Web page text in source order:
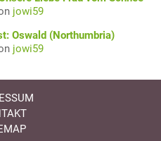
jowi59
Oswald (Northumbria)
jowi59